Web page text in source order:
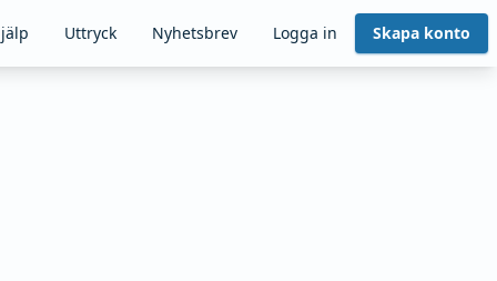
Uttryck Nyhetsbrev Logga in Skapa konto